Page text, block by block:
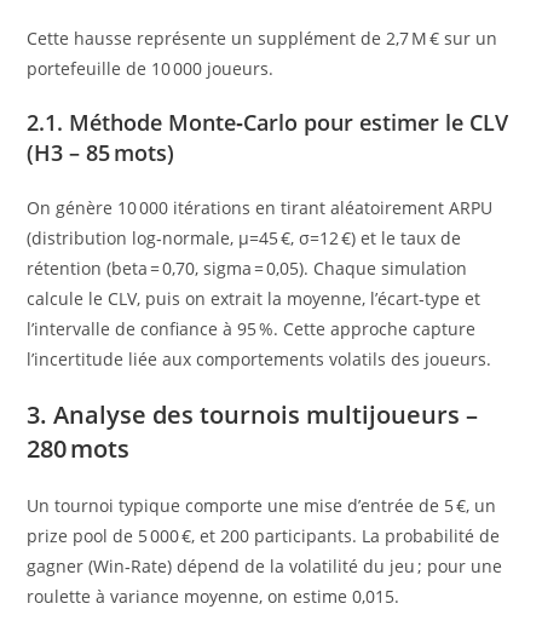
Cette hausse représente un supplément de 2,7 M € sur un
portefeuille de 10 000 joueurs.
2.1. Méthode Monte‑Carlo pour estimer le CLV
(H3 – 85 mots)
On génère 10 000 itérations en tirant aléatoirement ARPU
(distribution log‑normale, µ=45 €, σ=12 €) et le taux de
rétention (beta = 0,70, sigma = 0,05). Chaque simulation
calcule le CLV, puis on extrait la moyenne, l’écart‑type et
l’intervalle de confiance à 95 %. Cette approche capture
l’incertitude liée aux comportements volatils des joueurs.
3. Analyse des tournois multijoueurs –
280 mots
Un tournoi typique comporte une mise d’entrée de 5 €, un
prize pool de 5 000 €, et 200 participants. La probabilité de
gagner (Win‑Rate) dépend de la volatilité du jeu ; pour une
roulette à variance moyenne, on estime 0,015.